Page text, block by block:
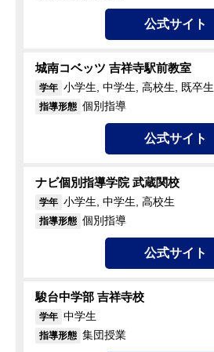
公式サイト
城南コベッツ 吉祥寺駅前教室
学年 小学生, 中学生, 高校生, 既卒生
指導形態 個別指導
公式サイト
ナビ個別指導学院 武蔵関校
学年 小学生, 中学生, 高校生
指導形態 個別指導
公式サイト
駿台中学部 吉祥寺校
学年 中学生
指導形態 集団授業